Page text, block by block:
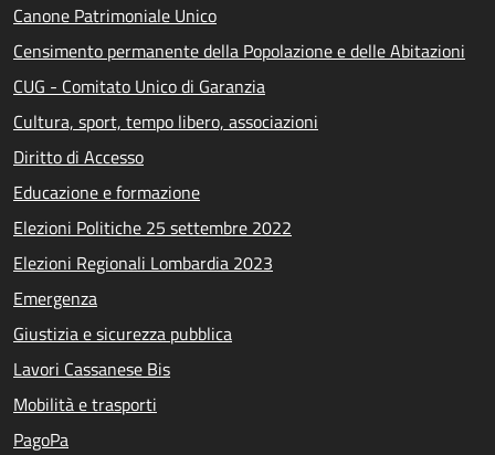
Canone Patrimoniale Unico
Censimento permanente della Popolazione e delle Abitazioni
CUG - Comitato Unico di Garanzia
Cultura, sport, tempo libero, associazioni
Diritto di Accesso
Educazione e formazione
Elezioni Politiche 25 settembre 2022
Elezioni Regionali Lombardia 2023
Emergenza
Giustizia e sicurezza pubblica
Lavori Cassanese Bis
Mobilità e trasporti
PagoPa